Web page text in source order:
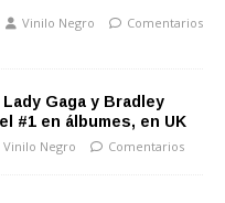
Vinilo Negro
Comentarios
Lady Gaga y Bradley
#1 en álbumes, en UK
Vinilo Negro
Comentarios